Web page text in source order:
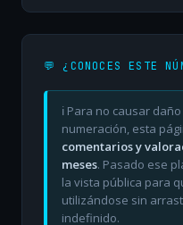
💬 ¿CONOCES ESTE
ℹ️ Para no causar
numeración, esta
comentarios y
meses. Pasado ese
la vista pública para
utilizándose sin
indefinido.